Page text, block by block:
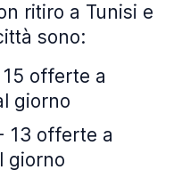
ritiro a Tunisi e
sono:
offerte a
giorno
13 offerte a
giorno